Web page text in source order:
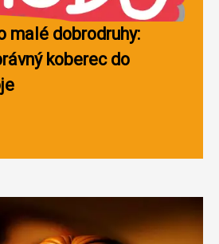
malé dobrodruhy:
koberec do